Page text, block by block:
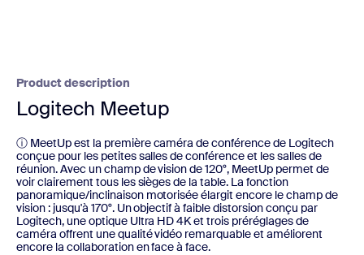
Product description
Logitech Meetup
ⓘ MeetUp est la première caméra de conférence de Logitech
conçue pour les petites salles de conférence et les salles de
réunion. Avec un champ de vision de 120°, MeetUp permet de
voir clairement tous les sièges de la table. La fonction
panoramique/inclinaison motorisée élargit encore le champ de
vision : jusqu'à 170°. Un objectif à faible distorsion conçu par
Logitech, une optique Ultra HD 4K et trois préréglages de
caméra offrent une qualité vidéo remarquable et améliorent
encore la collaboration en face à face.